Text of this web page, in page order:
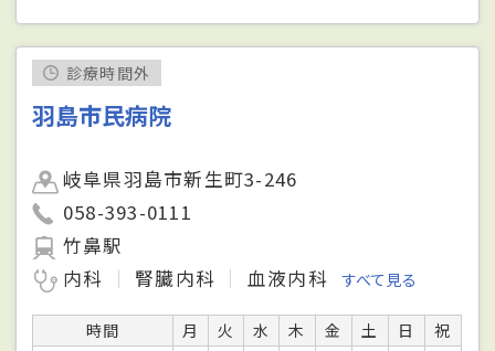
診療時間外
羽島市民病院
岐阜県羽島市新生町3-246
058-393-0111
竹鼻駅
内科
腎臓内科 血液内科 すべて見る
時間 月 火 水 木 金 土 日
祝